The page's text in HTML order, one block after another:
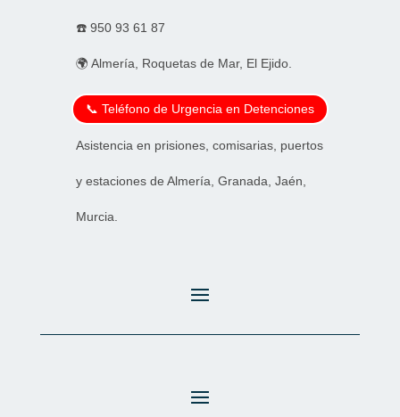
☎️ 950 93 61 87
🌍 Almería, Roquetas de Mar, El Ejido.
📞 Teléfono de Urgencia en Detenciones
Asistencia en prisiones, comisarias, puertos
y estaciones de Almería, Granada, Jaén,
Murcia.